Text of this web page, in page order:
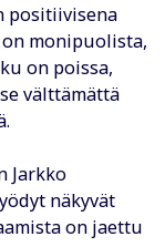
positiivisena
monipuolista,
on poissa,
välttämättä
Jarkko
näkyvät
on jaettu